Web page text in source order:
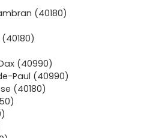
tourisme) et par les actifs
faciles à louer à des
jardin et de stationnement. Le
que sur le littoral, ce qui
et la qualité des
une enveloppe
fluide grâce au réseau de
grands axes tout proches.
explore les programmes
neuve à Narrosse
trois chambres, un cellier, un
(40180)
(40990)
Paul (40990)
(40180)